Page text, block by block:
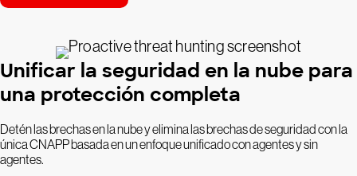
Unificar la seguridad en la nube para
una protección completa
Detén las brechas en la nube y elimina las brechas de seguridad con la
única CNAPP basada en un enfoque unificado con agentes y sin
agentes.